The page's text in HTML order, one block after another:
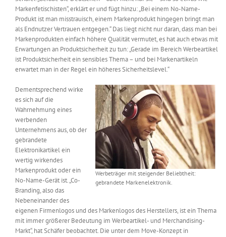
Markenfetischisten“, erklärt er und fügt hinzu: „Bei einem No-Name-
Produkt ist man misstrauisch, einem Markenprodukt hingegen bringt man
als Endnutzer Vertrauen entgegen.“ Das liegt nicht nur daran, dass man bei
Markenprodukten einfach höhere Qualität vermutet, es hat auch etwas mit
Erwartungen an Produktsicherheit zu tun: „Gerade im Bereich Werbeartikel
ist Produktsicherheit ein sensibles Thema – und bei Markenartikeln
erwartet man in der Regel ein höheres Sicherheitslevel.“
Werbeträger mit steigender Beliebtheit:
gebrandete Markenelektronik.
Dementsprechend wirke
es sich auf die
Wahrnehmung eines
werbenden
Unternehmens aus, ob der
gebrandete
Elektronikartikel ein
wertig wirkendes
Markenprodukt oder ein
No-Name-Gerät ist. „Co-
Branding, also das
Nebeneinander des
eigenen Firmenlogos und des Markenlogos des Herstellers, ist ein Thema
mit immer größerer Bedeutung im Werbeartikel- und Merchandising-
Markt“, hat Schäfer beobachtet. Die unter dem Move-Konzept in